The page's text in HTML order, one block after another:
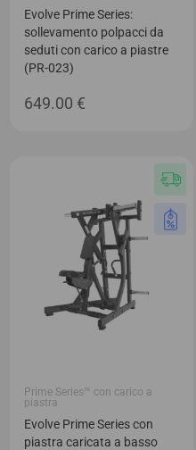
Evolve Prime Series:
sollevamento polpacci da
seduti con carico a piastre
(PR-023)
649.00 €
Prime Series™ con carico a
piastra
Evolve Prime Series con
piastra caricata a basso